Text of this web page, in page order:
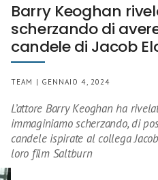
Barry Keoghan
scherzando di
candele di Jacob
TEAM | GENNAIO 4, 2024
L’attore Barry Keoghan ha
immaginiamo scherzando, di
candele ispirate al collega
loro film Saltburn